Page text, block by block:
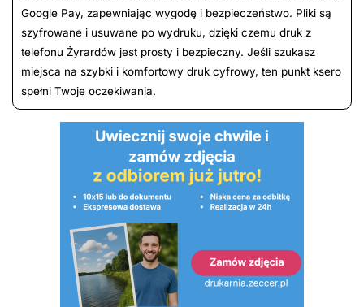
Google Pay, zapewniając wygodę i bezpieczeństwo. Pliki są
szyfrowane i usuwane po wydruku, dzięki czemu druk z
telefonu Żyrardów jest prosty i bezpieczny. Jeśli szukasz
miejsca na szybki i komfortowy druk cyfrowy, ten punkt ksero
spełni Twoje oczekiwania.